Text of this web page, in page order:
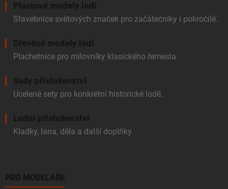
Plastové modely lodí
Stavebnice světových značek pro začátečníky i pokročilé.
Dřevěné modely lodí
Plachetnice pro milovníky klasického řemesla.
Sady příslušenství
Ucelené sety pro konkrétní historické lodě.
Lodní příslušenství
Kladky, lana, děla a další doplňky.
PRO MODELÁŘE